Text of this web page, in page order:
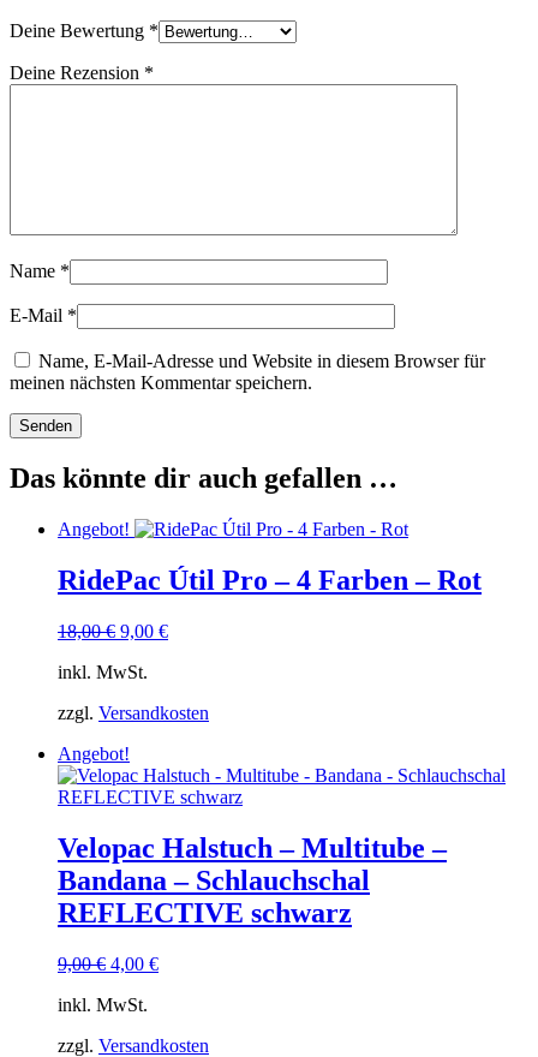
Deine Bewertung *
Deine Rezension *
Name *
E-Mail *
Name, E-Mail-Adresse und Website in diesem Browser für
meinen nächsten Kommentar speichern.
Das könnte dir auch gefallen …
Angebot!
RidePac Útil Pro – 4 Farben – Rot
18,00€ Ursprünglicher
war:
9,00 €Aktueller
inkl. MwSt.
zzgl. Versandkosten
Angebot!
Velopac Halstuch – Multitube –
Bandana – Schlauchschal
REFLECTIVE schwarz
9,00€ Ursprünglicher
war:
4,00 €Aktueller
inkl. MwSt.
zzgl. Versandkosten